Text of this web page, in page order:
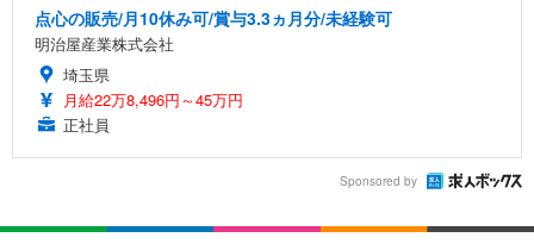
点心の販売/月10休み可/賞与3.3ヵ月分/未経験可
明治屋産業株式会社
埼玉県
月給22万8,496円～45万円
正社員
Sponsored by